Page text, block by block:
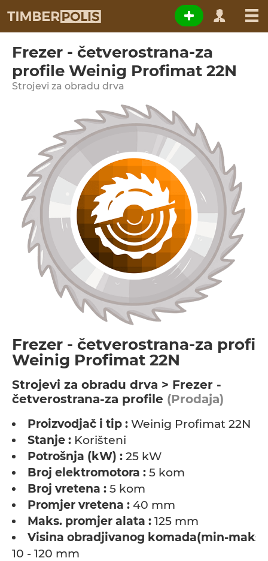
Frezer - četverostrana-za
profile Weinig Profimat 22N
Strojevi za obradu drva
Frezer - četverostrana-za
Weinig Profimat 22N
Strojevi za obradu drva > Frezer -
četverostrana-za profile (Prodaja)
Proizvodjač i tip : Weinig Profimat 22N
Stanje : Korišteni
Potrošnja (kW) : 25 kW
Broj elektromotora : 5 kom
Broj vretena : 5 kom
Promjer vretena : 40 mm
Maks. promjer alata : 125 mm
Visina obradjivanog komada(min-maks)
10 - 120 mm